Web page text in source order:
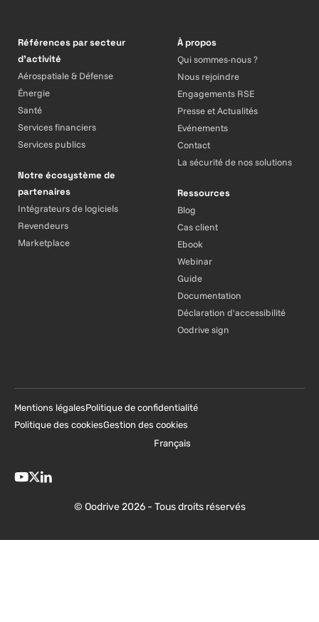
Références par secteur
d’activité
Aérospatiale & Défense
Énergie
Santé
Services financiers
Services publics
Notre écosystème de
partenaires
Intégrateurs de logiciels
Revendeurs
Marketplace
À propos
Qui sommes-nous ?
Nous rejoindre
Engagements RSE
Presse et Actualités
Evénements
Contact
La sécurité de nos solutions
Ressources
Blog
Cas client
Ebook
Webinar
Guide
Documentation
Déclaration d'accessibilité
Oodrive sign
© Oodrive 2026 - Tous droits réservés
Mentions légalesPolitique de confidentialité
Politique des cookiesGestion des cookies
Français